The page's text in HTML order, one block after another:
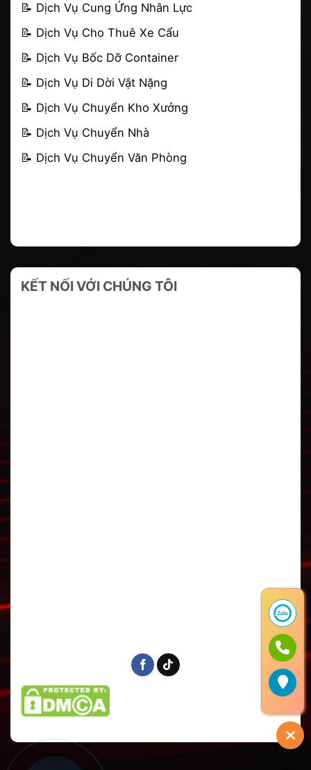
📝 Dịch Vụ Cung Ứng Nhân Lực
📝 Dịch Vụ Cho Thuê Xe Cẩu
📝 Dịch Vụ Bốc Dỡ Container
📝 Dịch Vụ Di Dời Vật Nặng
📝 Dịch Vụ Chuyển Kho Xưởng
📝 Dịch Vụ Chuyển Nhà
📝 Dịch Vụ Chuyển Văn Phòng
KẾT NỐI VỚI CHÚNG TÔI